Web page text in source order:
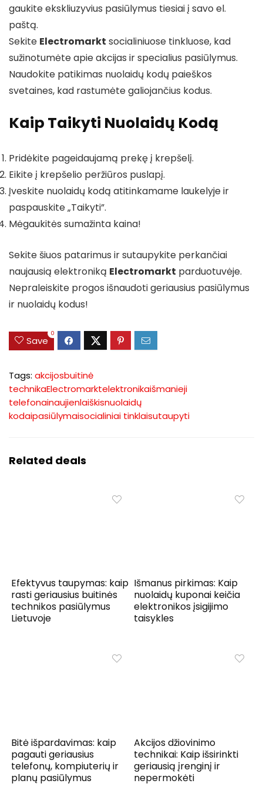
gaukite ekskliuzyvius pasiūlymus tiesiai į savo el.
paštą.
Sekite Electromarkt socialiniuose tinkluose, kad
sužinotumėte apie akcijas ir specialius pasiūlymus.
Naudokite patikimas nuolaidų kodų paieškos
svetaines, kad rastumėte galiojančius kodus.
Kaip Taikyti Nuolaidų Kodą
Pridėkite pageidaujamą prekę į krepšelį.
Eikite į krepšelio peržiūros puslapį.
Įveskite nuolaidų kodą atitinkamame laukelyje ir
paspauskite „Taikyti”.
Mėgaukitės sumažinta kaina!
Sekite šiuos patarimus ir sutaupykite perkančiai
naujausią elektroniką Electromarkt parduotuvėje.
Nepraleiskite progos išnaudoti geriausius pasiūlymus
ir nuolaidų kodus!
Save
0
Tags: akcijosbuitinė
technikaElectromarktelektronikaišmanieji
telefonainaujienlaiškisnuolaidų
kodaipasiūlymaisocialiniai tinklaisutaupyti
Related deals
Efektyvus taupymas: kaip
rasti geriausius buitinės
technikos pasiūlymus
Lietuvoje
Išmanus pirkimas: Kaip
nuolaidų kuponai keičia
elektronikos įsigijimo
taisykles
Bitė išpardavimas: kaip
pagauti geriausius
telefonų, kompiuterių ir
planų pasiūlymus
Akcijos džiovinimo
technikai: Kaip išsirinkti
geriausią įrenginį ir
nepermokėti